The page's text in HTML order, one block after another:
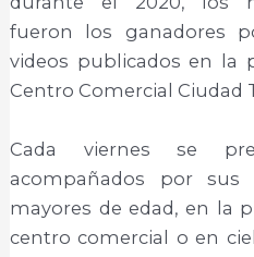
fueron los ganadores
videos publicados en la
Centro Comercial Ciudad
Cada viernes se
acompañados por sus
mayores de edad, en la
centro comercial o en